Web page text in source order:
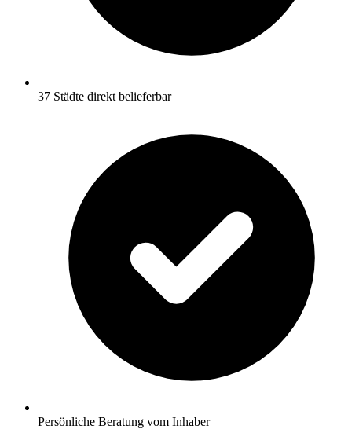
37 Städte direkt belieferbar
Persönliche Beratung vom Inhaber